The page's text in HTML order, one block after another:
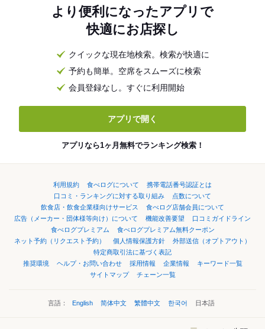
より便利になったアプリで
快適にお店探し
クイックな現在地検索。検索が快適に
予約も簡単。空席をスムーズに検索
会員登録なし。すぐに利用開始
アプリで開く
アプリなら1ヶ月無料でランキング検索！
利用規約 食べログについて
携帯電話番号認証とは
口コミ・ランキングに対する取り組み
点数について
飲食店・飲食企業様向けサービス
食べログ店舗会員について
広告（メーカー・団体様等向け）について
機能改善要望
口コミガイドライン
食べログプレミアム
食べログプレミアム無料クーポン
ネット予約（リクエスト予約）
個人情報保護方針
外部送信（オプトアウト）
特定商取引法に基づく表記
推奨環境
ヘルプ・お問い合わせ 採用情報 企業情報
キーワード一覧
サイトマップ
チェーン一覧
言語： English 简体中文 繁體中文 한국어 日本語